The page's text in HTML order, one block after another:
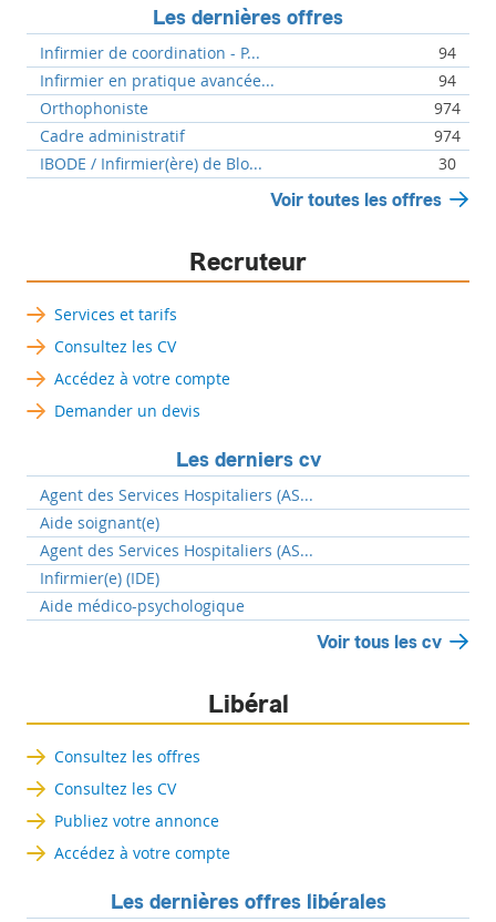
Les dernières offres
Infirmier de coordination - P...
94
Infirmier en pratique avancée...
94
Orthophoniste
974
Cadre administratif
974
IBODE / Infirmier(ère) de Blo...
30
Voir toutes les offres
Recruteur
Services et tarifs
Consultez les CV
Accédez à votre compte
Demander un devis
Les derniers cv
Agent des Services Hospitaliers (AS...
Aide soignant(e)
Agent des Services Hospitaliers (AS...
Infirmier(e) (IDE)
Aide médico-psychologique
Voir tous les cv
Libéral
Consultez les offres
Consultez les CV
Publiez votre annonce
Accédez à votre compte
Les dernières offres libérales